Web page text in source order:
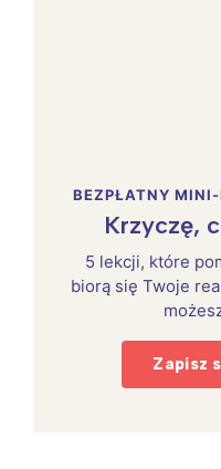
BEZPŁATNY MINI-
Krzyczę,
5 lekcji, które
biorą się Twoje
Zapisz